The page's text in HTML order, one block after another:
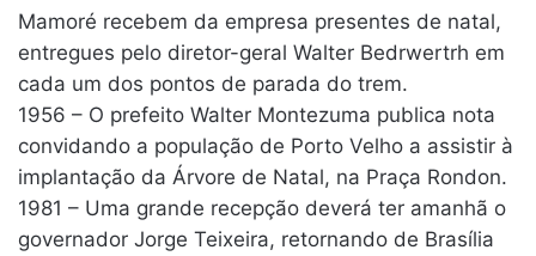
Mamoré recebem da empresa presentes de natal,
entregues pelo diretor-geral Walter Bedrwertrh em
cada um dos pontos de parada do trem.
1956 – O prefeito Walter Montezuma publica nota
convidando a população de Porto Velho a assistir à
implantação da Árvore de Natal, na Praça Rondon.
1981 – Uma grande recepção deverá ter amanhã o
governador Jorge Teixeira, retornando de Brasília